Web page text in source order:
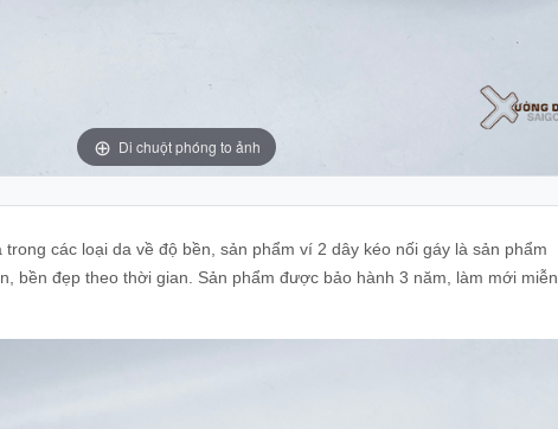
Di chuột phóng to ảnh
các loại da về độ bền, sản phẩm ví 2 dây kéo nối gáy là sản phẩm
bền đẹp theo thời gian. Sản phẩm được bảo hành 3 năm, làm mới miễn